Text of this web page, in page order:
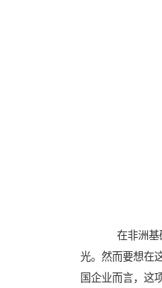
在非洲基础
光。然而要想在
国企业而言，这